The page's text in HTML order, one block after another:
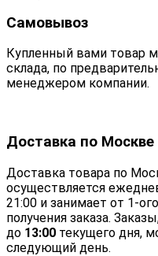
Самовывоз
Купленный вами товар
склада, по
менеджером компании.
Доставка по
Доставка товара по
осуществляется
21:00 и занимает от 1-
получения заказа.
до 13:00 текущего дня,
следующий день.